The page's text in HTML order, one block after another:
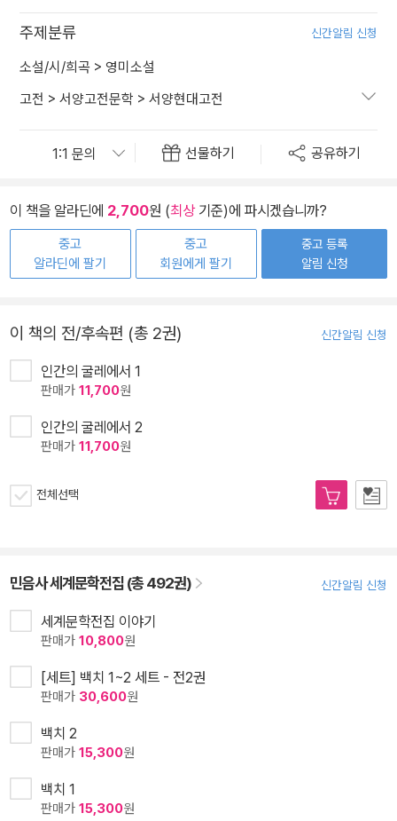
주제분류 신간알림 신청
소설/시/희곡 > 영미소설
고전 > 서양고전문학 > 서양현대고전
선물하기 공유하기
이 책을 알라딘에 2,700원 (최상기준)에 파시겠습니까?
중고
알라딘에 팔기
중고
회원에게 팔기
중고 등록
알림 신청
이 책의 전/후속편 (총 2권) 신간알림 신청
인간의 굴레에서 1
판매가 11,700원
인간의 굴레에서 2
판매가 11,700원
전체선택
민음사 세계문학전집 (총 492권) 신간알림 신청
세계문학전집 이야기
판매가 10,800원
[세트] 백치 1~2 세트 - 전2권
판매가 30,600원
백치 2
판매가 15,300원
백치 1
판매가 15,300원